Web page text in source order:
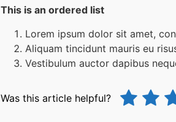
This is an ordered list
Lorem ipsum dolor sit amet,
Aliquam tincidunt mauris eu
Vestibulum auctor dapibus
Was this article helpful?